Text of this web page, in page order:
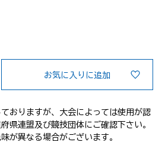
お気に入りに追加
おりますが、大会によっては使用が認
県連盟及び競技団体にご確認下さい。
が異なる場合がございます。